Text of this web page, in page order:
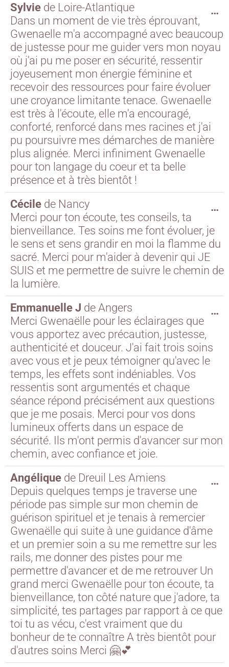
Sylvie de Loire-Atlantique
Dans un moment de vie très éprouvant,
Gwenaelle m'a accompagné avec beaucoup
de justesse pour me guider vers mon noyau
où j'ai pu me poser en sécurité, ressentir
joyeusement mon énergie féminine et
recevoir des ressources pour faire évoluer
une croyance limitante tenace. Gwenaelle
est très à l'écoute, elle m'a encouragé,
conforté, renforcé dans mes racines et j'ai
pu poursuivre mes démarches de manière
plus alignée. Merci infiniment Gwenaelle
pour ton langage du coeur et ta belle
présence et à très bientôt !
…
Cécile de Nancy
Merci pour ton écoute, tes conseils, ta
bienveillance. Tes soins me font évoluer, je
le sens et sens grandir en moi la flamme du
sacré. Merci pour m'aider à devenir qui JE
SUIS et me permettre de suivre le chemin de
la lumière.
…
Emmanuelle J de Angers
Merci Gwenaëlle pour les éclairages que
vous apportez avec précaution, justesse,
authenticité et douceur. J'ai fait trois soins
avec vous et je peux témoigner qu'avec le
temps, les effets sont indéniables. Vos
ressentis sont argumentés et chaque
séance répond précisément aux questions
que je me posais. Merci pour vos dons
lumineux offerts dans un espace de
sécurité. Ils m'ont permis d'avancer sur mon
chemin, avec confiance et joie.
…
Angélique de Dreuil Les Amiens
Depuis quelques temps je traverse une
période pas simple sur mon chemin de
guérison spirituel et je tenais à remercier
Gwenaëlle qui suite à une guidance d'âme
et un premier soin a su me remettre sur les
rails, me donner des pistes pour me
permettre d'avancer et de me retrouver Un
grand merci Gwenaëlle pour ton écoute, ta
bienveillance, ton côté nature que j'adore, ta
simplicité, tes partages par rapport à ce que
toi tu as vécu, c'est vraiment que du
bonheur de te connaître A très bientôt pour
d'autres soins Merci 🤗💕
…